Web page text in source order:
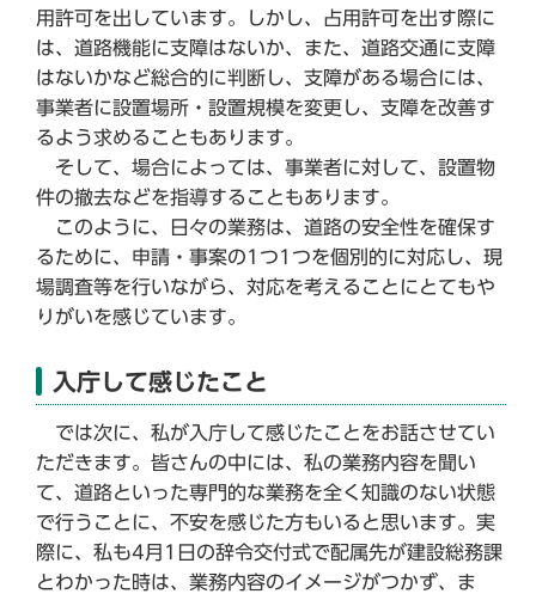
用許可を出しています。しかし、占用許可を出す際に
は、道路機能に支障はないか、また、道路交通に支障
はないかなど総合的に判断し、支障がある場合には、
事業者に設置場所・設置規模を変更し、支障を改善す
るよう求めることもあります。
そして、場合によっては、事業者に対して、設置物
件の撤去などを指導することもあります。
このように、日々の業務は、道路の安全性を確保す
るために、申請・事案の1つ1つを個別的に対応し、現
場調査等を行いながら、対応を考えることにとてもや
りがいを感じています。
入庁して感じたこと
では次に、私が入庁して感じたことをお話させてい
ただきます。皆さんの中には、私の業務内容を聞い
て、道路といった専門的な業務を全く知識のない状態
で行うことに、不安を感じた方もいると思います。実
際に、私も4月1日の辞令交付式で配属先が建設総務課
とわかった時は、業務内容のイメージがつかず、ま